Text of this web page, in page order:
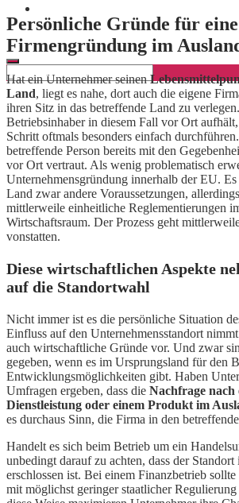
Persönliche Gründe für eine
Firmengründung im
Hat ein Unternehmer seinen
Land, liegt es nahe, dort auch die eigene
ihren Sitz in das betreffende Land zu
Betriebsinhaber in diesem Fall vor Ort
Schritt oftmals besonders einfach
betreffende Person bereits mit den
vor Ort vertraut. Als wenig problematisch
Unternehmensgründung innerhalb der EU.
Land zwar andere Voraussetzungen,
mittlerweile einheitliche Reglementierungen
Wirtschaftsraum. Der Prozess geht
vonstatten.
Diese wirtschaftlichen Aspekte
auf die Standortwahl
Nicht immer ist es die persönliche Situation
Einfluss auf den Unternehmensstandort
auch wirtschaftliche Gründe vor. Und zwar
gegeben, wenn es im Ursprungsland für den
Entwicklungsmöglichkeiten gibt. Haben
Umfragen ergeben, dass die Nachfrage nach
Dienstleistung oder einem Produkt im
es durchaus Sinn, die Firma in den
Handelt es sich beim Betrieb um ein
unbedingt darauf zu achten, dass der
erschlossen ist. Bei einem Finanzbetrieb
mit möglichst geringer staatlicher